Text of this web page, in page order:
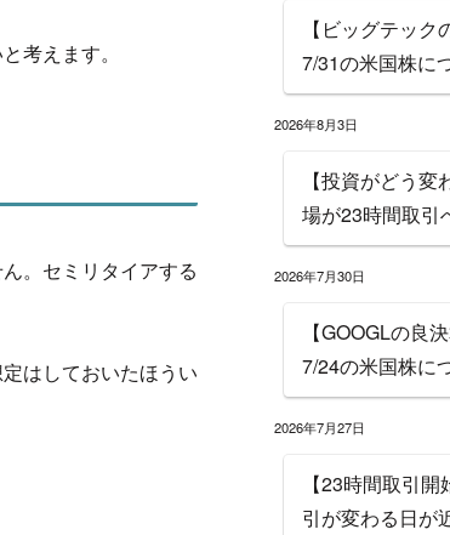
考えます。
。セミリタイアする
はしておいたほうい
【ビッグテッ
7/31の米国株に
2026年8月3日
【投資がどう
場が23時間取引
2026年7月30日
【GOOGLの良
7/24の米国株に
2026年7月27日
【23時間取引
引が変わる日が